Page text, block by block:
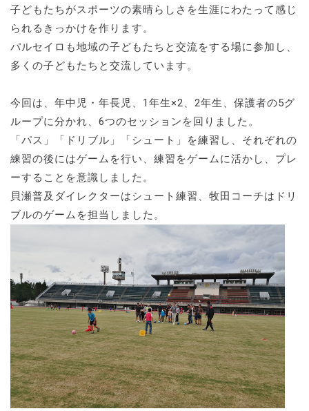
子どもたちがスポーツの素晴らしさを生涯にわたって感じ
られるきっかけを作ります。
パルセイロも地域の子どもたちと交流をする場に参加し、
多くの子どもたちと交流しています。
今回は、年中児・年長児、1年生×2、2年生、保護者の5グ
ループに分かれ、6つのセッションを回りました。
「パス」「ドリブル」「シュート」を練習し、それぞれの
練習の後にはゲームを行い、練習をゲームに活かし、プレ
ーすることを意識しました。
貝瀬普及ダイレクターはシュート練習、牧田コーチはドリ
ブルのゲームを担当しました。